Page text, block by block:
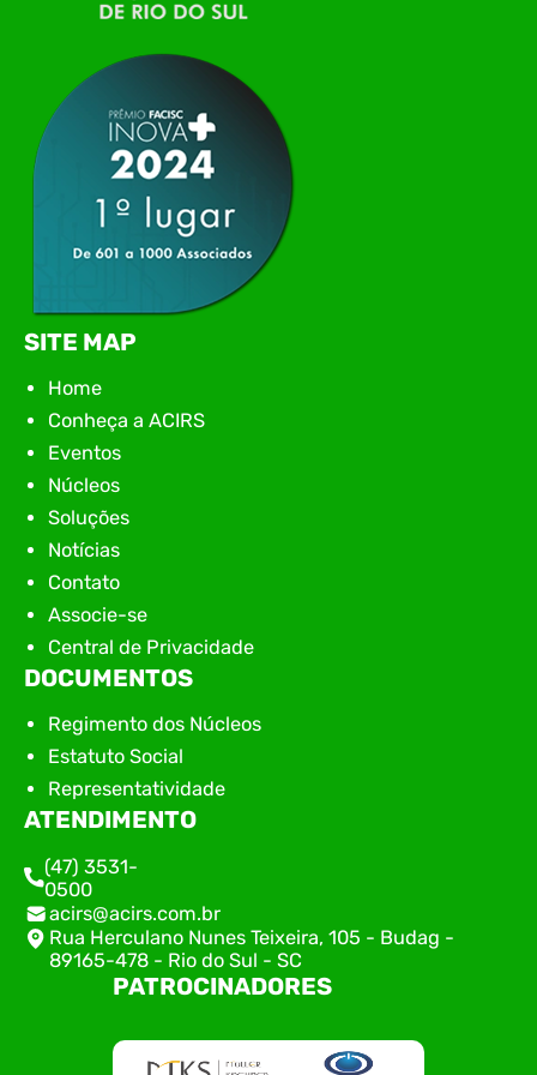
tecnologia da região para uma noite de
apresentação de novas iniciativas para o setor. O
encontro aconteceu em Rio…
SITE MAP
Home
Conheça a ACIRS
Eventos
Núcleos
Soluções
Notícias
Contato
Associe-se
Central de Privacidade
DOCUMENTOS
Regimento dos Núcleos
Estatuto Social
Representatividade
ATENDIMENTO
(47) 3531-
0500
acirs@acirs.com.br
Rua Herculano Nunes Teixeira, 105 - Budag -
89165-478 - Rio do Sul - SC
PATROCINADORES